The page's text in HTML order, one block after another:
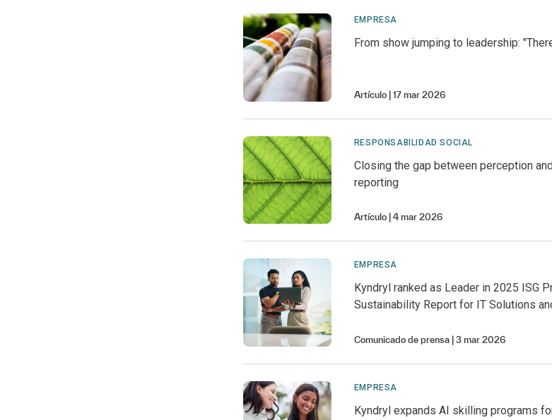
EMPRESA
From show jumping to leadership:
Artículo 17 mar 2026
RESPONSABILIDAD SOCIAL
Closing the gap between perception
reporting
Artículo 4 mar 2026
EMPRESA
Kyndryl ranked as Leader in 2025 ISG
Sustainability Report for IT Solutions
Comunicado de prensa 3 mar 2026
EMPRESA
Kyndryl expands AI skilling programs